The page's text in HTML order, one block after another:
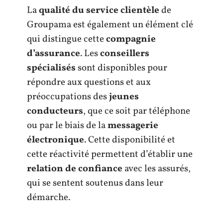
Laqualité du service clientèlede
Groupama est également un élément clé
qui distingue cettecompagnie
d’assurance. Lesconseillers
spécialiséssont disponibles pour
répondre aux questions et aux
préoccupations desjeunes
conducteurs, que ce soit par téléphone
ou par le biais de lamessagerie
électronique. Cette disponibilité et
cette réactivité permettent d’établir une
relation de confiance avec les assurés,
qui se sentent soutenus dans leur
démarche.